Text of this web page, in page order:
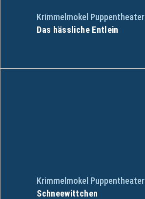
Krimmelmokel Puppentheater
Das hässliche Entlein
Krimmelmokel Puppentheater
Schneewittchen